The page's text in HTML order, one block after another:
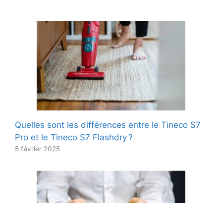
Quelles sont les différences entre le Tineco S7
Pro et le Tineco S7 Flashdry ?
5 février 2025